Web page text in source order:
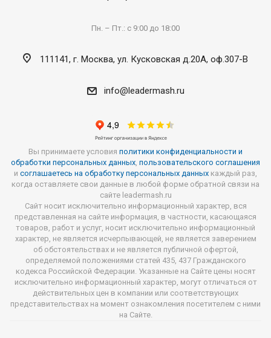
Пн. – Пт.: с 9:00 до 18:00
111141, г. Москва, ул. Кусковская д.20А, оф.307-В
info@leadermash.ru
Вы принимаете условия политики конфиденциальности и
обработки персональных данных, пользовательского соглашения
и соглашаетесь на обработку персональных данных каждый раз,
когда оставляете свои данные в любой форме обратной связи на
сайте leadermash.ru
Сайт носит исключительно информационный характер, вся
представленная на сайте информация, в частности, касающаяся
товаров, работ и услуг, носит исключительно информационный
характер, не является исчерпывающей, не является заверением
об обстоятельствах и не является публичной офертой,
определяемой положениями статей 435, 437 Гражданского
кодекса Российской Федерации. Указанные на Сайте цены носят
исключительно информационный характер, могут отличаться от
действительных цен в компании или соответствующих
представительствах на момент ознакомления посетителем с ними
на Сайте.